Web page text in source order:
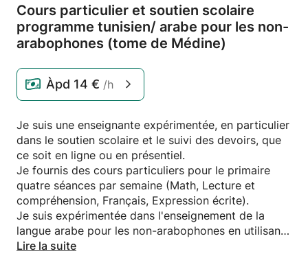
Cours particulier et soutien scolaire
programme tunisien/ arabe pour les non-
arabophones (tome de Médine)
Àpd 14 € /h
Je suis une enseignante expérimentée, en particulier
dans le soutien scolaire et le suivi des devoirs, que
ce soit en ligne ou en présentiel.
Je fournis des cours particuliers pour le primaire
quatre séances par semaine (Math, Lecture et
compréhension, Français, Expression écrite).
Je suis expérimentée dans l'enseignement de la
langue arabe pour les non-arabophones en utilisant
des livrets connus comme la série tome de Médine...
Lire la suite